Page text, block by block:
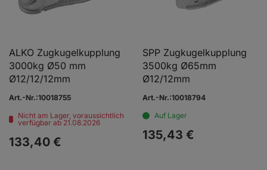
ALKO Zugkugelkupplung
3000kg Ø50 mm
Ø12/12/12mm
Art.-Nr.:10018755
Nicht am Lager, voraussichtlich
verfügbar ab 21.08.2026
133,40 €
SPP Zugkugelkupplung
3500kg Ø65mm
Ø12/12mm
Art.-Nr.:10018794
Auf Lager
135,43 €